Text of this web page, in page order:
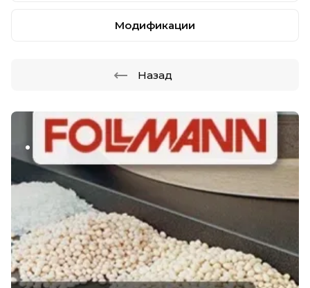
.
Модификации
Назад